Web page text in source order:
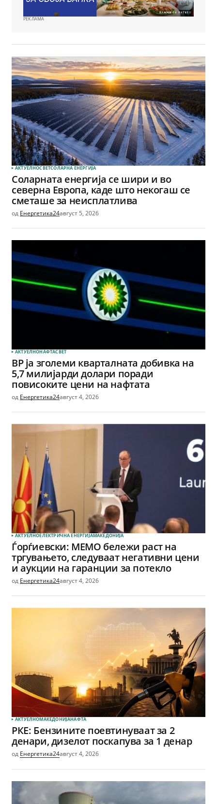
РЕКЛАМА
АКТУЕЛНОСВЕТСОЛАРНА EНЕРГИЈА
Соларната енергија се шири и во
северна Европа, каде што некогаш се
сметаше за неисплатлива
од Енергетика24август 5, 2026
АКТУЕЛНОНАФТАСВЕТ
BP ја зголеми кварталната добивка на
5,7 милијарди долари поради
повисоките цени на нафтата
од Енергетика24август 4, 2026
АКТУЕЛНОЕЛЕКТРИЧНА ЕНЕРГИЈАМАКЕДОНИЈА
Ѓорѓиевски: МЕМО бележи раст на
тргувањето, следуваат негативни цени
и аукции на гаранции за потекло
од Енергетика24август 4, 2026
АКТУЕЛНОМАКЕДОНИЈАНАФТА
РКЕ: Бензините поевтинуваат за 2
денари, дизелот поскапува за 1 денар
од Енергетика24август 4, 2026